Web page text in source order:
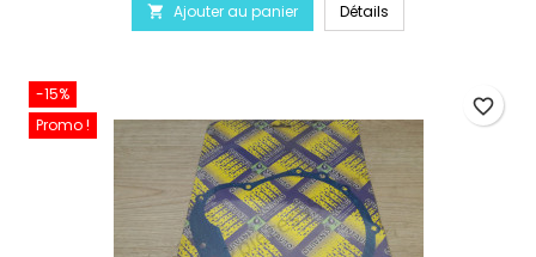
 Ajouter au panier Détails
-15%
Promo !
favorite_border